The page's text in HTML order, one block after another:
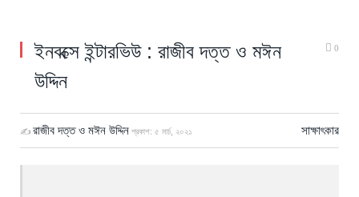
ইনবক্সে ইন্টারভিউ : রাজীব দত্ত ও মঈন
উদ্দিন
0
✍ রাজীব দত্ত ও মঈন উদ্দিন প্রকাশ: ৫ মার্চ, ২০২১ সাক্ষাৎকার